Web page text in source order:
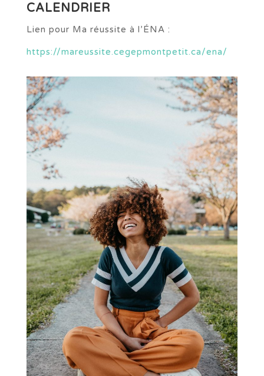
CALENDRIER
Lien pour Ma réussite à l’ÉNA :
https://mareussite.cegepmontpetit.ca/ena/